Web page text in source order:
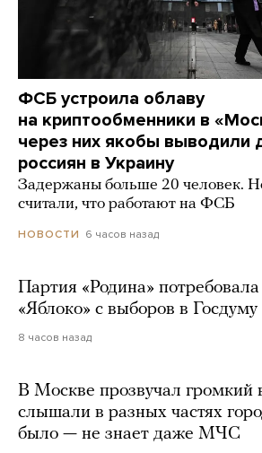
ФСБ устроила облаву
на криптообменники в
через них якобы выводили
россиян в Украину
Задержаны больше 20 человек.
считали, что работают на ФСБ
НОВОСТИ 6 часов назад
Партия «Родина» потребовала
«Яблоко» с выборов в Госдуму
8 часов назад
В Москве прозвучал громкий
слышали в разных частях
было — не знает даже МЧС